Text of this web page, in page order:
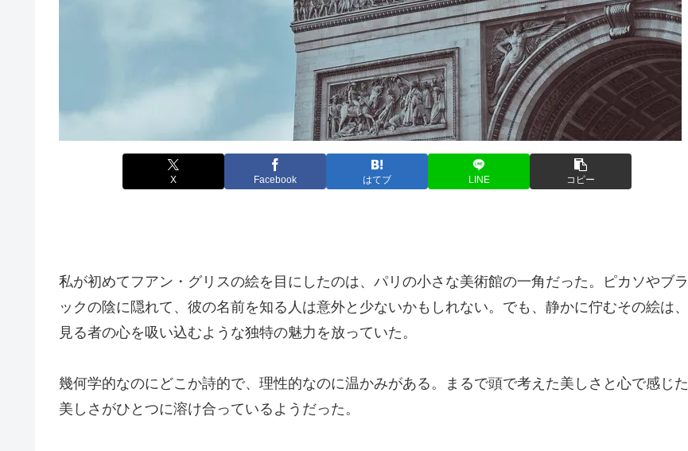
X Facebook はてブ LINE コピー
私が初めてフアン・グリスの絵を目にしたのは、パリの小さな美術館の一角だった。ピカソやブラ
ックの陰に隠れて、彼の名前を知る人は意外と少ないかもしれない。でも、静かに佇むその絵は、
見る者の心を吸い込むような独特の魅力を放っていた。
幾何学的なのにどこか詩的で、理性的なのに温かみがある。まるで頭で考えた美しさと心で感じた
美しさがひとつに溶け合っているようだった。